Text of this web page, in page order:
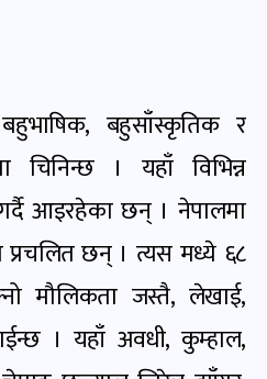
बहुसाँस्कृतिक र
चिनिन्छ । यहाँ विभिन्न
आइरहेका छन् । नेपालमा
प्रचलित छन् । त्यस मध्ये ६८
मौलिकता जस्तै, लेखाई,
। यहाँ अवधी, कुम्हाल,